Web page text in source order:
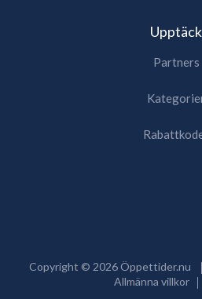
Upptäck
Partners
Copyright © 2026Öppettider.nu
Allmänna villkor